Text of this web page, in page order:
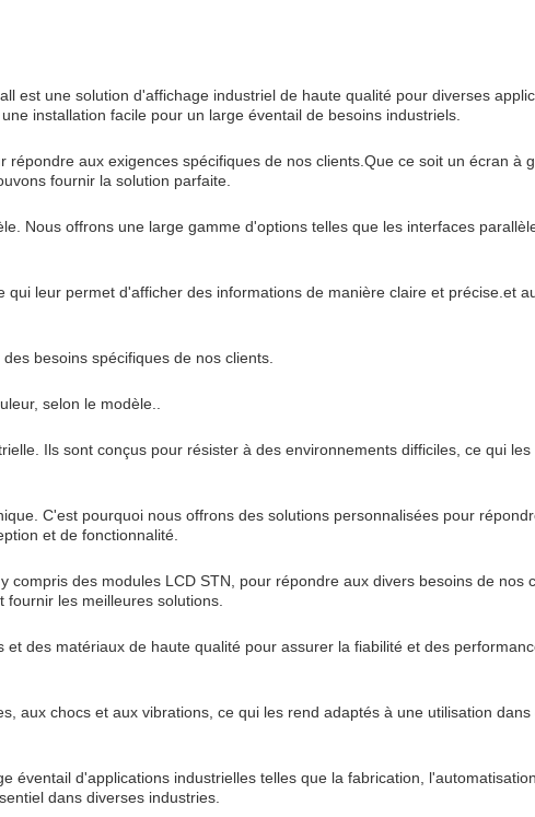
est une solution d'affichage industriel de haute qualité pour diverses
installation facile pour un large éventail de besoins industriels.
aux exigences spécifiques de nos clients.Que ce soit un écran à
fournir la solution parfaite.
Nous offrons une large gamme d'options telles que les interfaces
leur permet d'afficher des informations de manière claire et précise.et
besoins spécifiques de nos clients.
selon le modèle..
Ils sont conçus pour résister à des environnements difficiles, ce qui
C'est pourquoi nous offrons des solutions personnalisées pour
et de fonctionnalité.
des modules LCD STN, pour répondre aux divers besoins de nos
les meilleures solutions.
des matériaux de haute qualité pour assurer la fiabilité et des
aux chocs et aux vibrations, ce qui les rend adaptés à une utilisation
éventail d'applications industrielles telles que la fabrication,
dans diverses industries.